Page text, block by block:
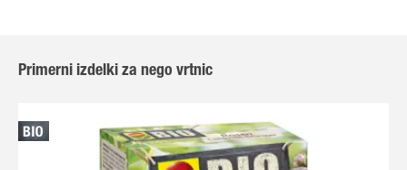
Primerni izdelki za nego vrtnic